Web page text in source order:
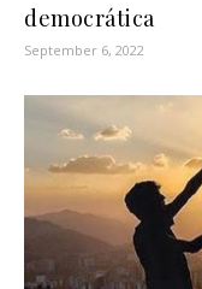
democrática
September 6, 2022